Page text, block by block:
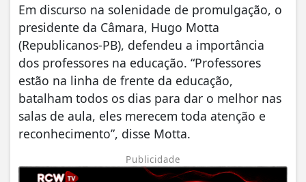
Em discurso na solenidade de promulgação, o
presidente da Câmara, Hugo Motta
(Republicanos-PB), defendeu a importância
dos professores na educação. “Professores
estão na linha de frente da educação,
batalham todos os dias para dar o melhor nas
salas de aula, eles merecem toda atenção e
reconhecimento”, disse Motta.
Publicidade